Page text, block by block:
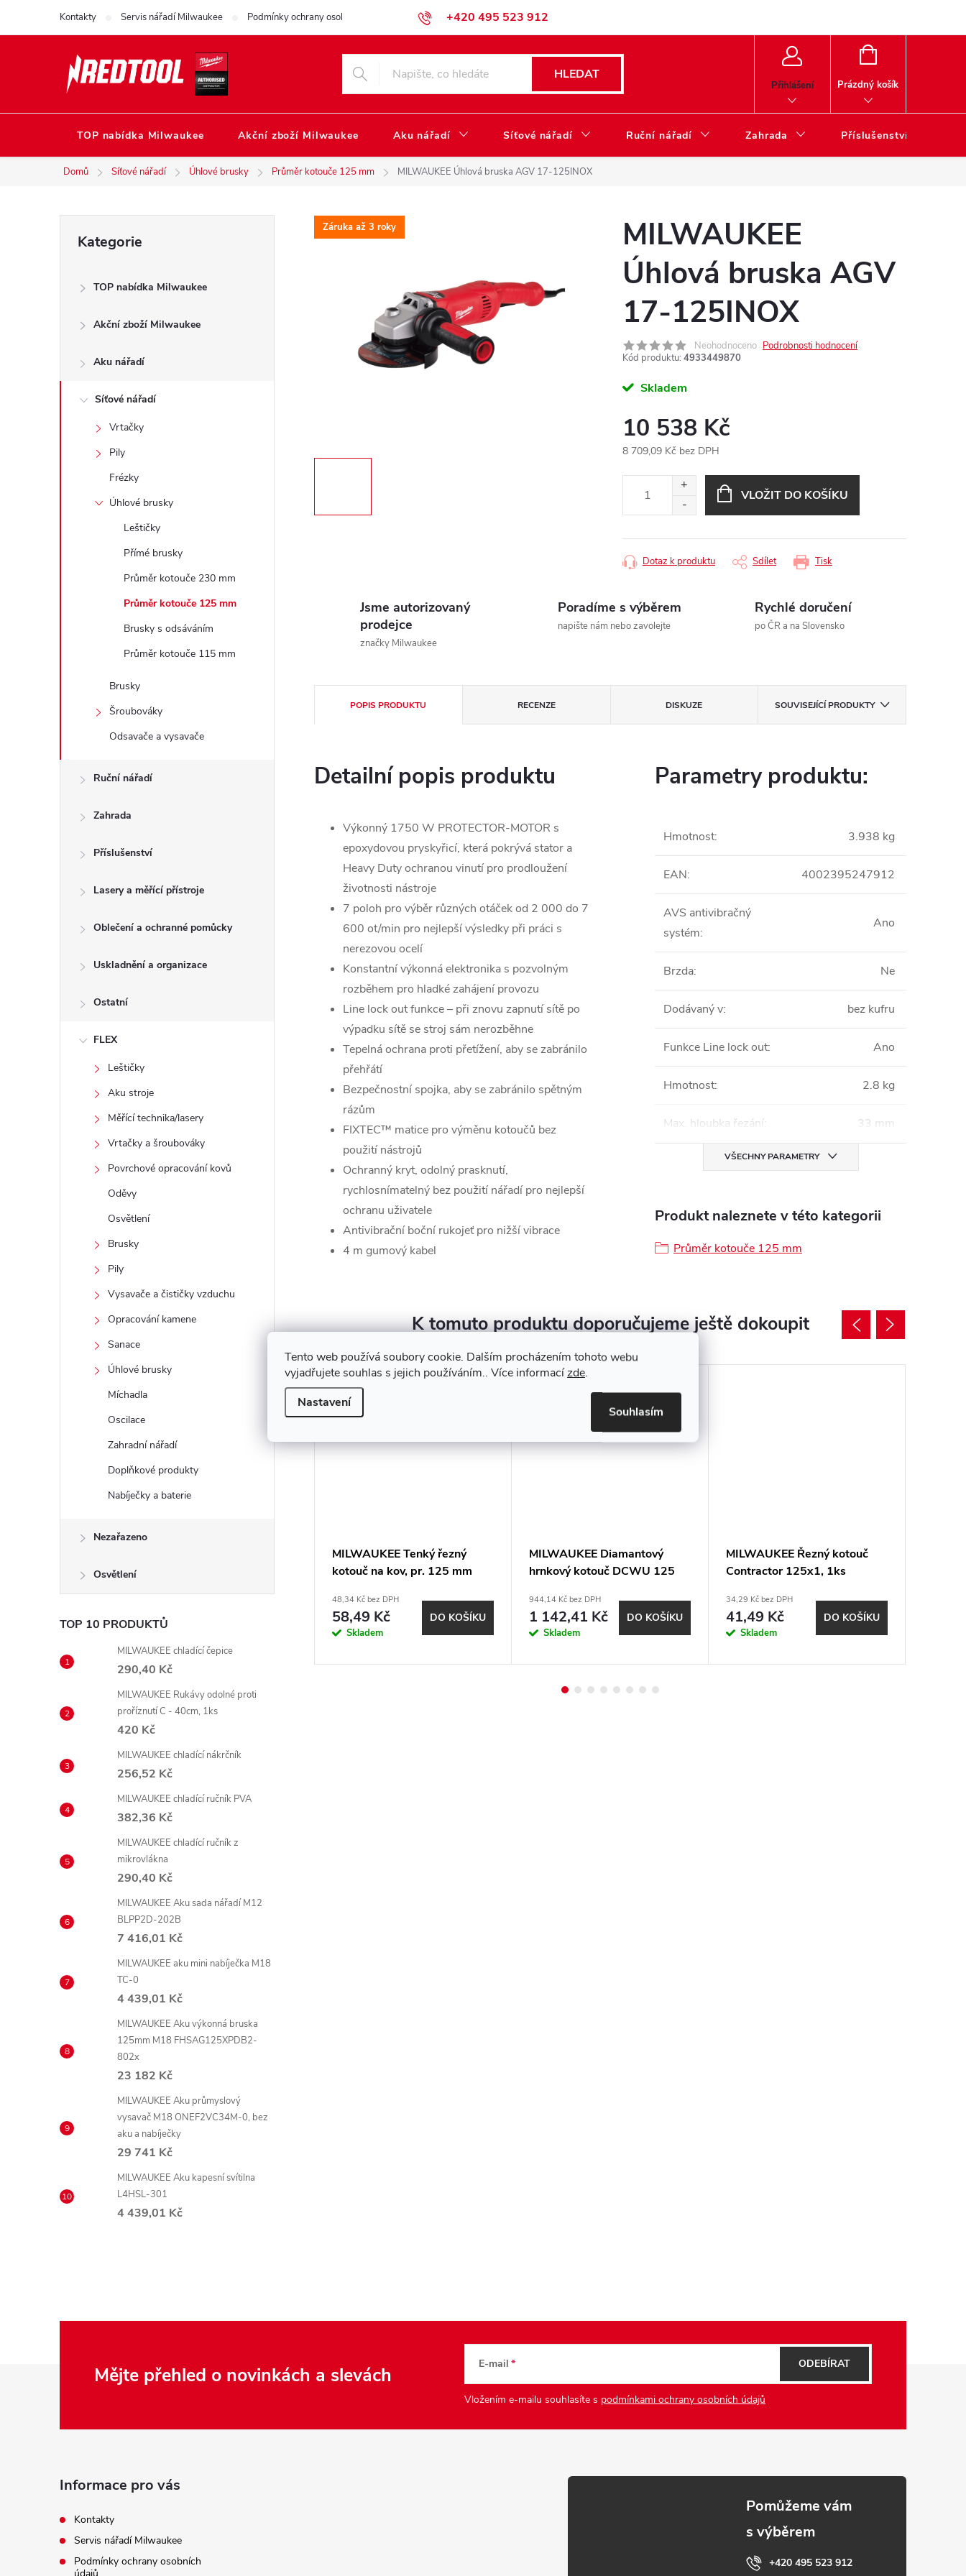
Tento web používá soubory cookie. Dalším procházením tohoto webu
vyjadřujete souhlas s jejich používáním.. Více informacízde.
Nastavení
Souhlasím
+420 495 523 912
Kontakty Servis nářadí Milwaukee Podmínky ochrany osobních údajů Obchodní podmínky Katalog ke stažení
HLEDAT
Přihlášení
NÁKUPNÍ
Prázdný košík
TOP nabídka Milwaukee Akční zboží Milwaukee Aku nářadí Síťové nářadí Ruční nářadí Zahrada Příslušenství
Domů Síťové nářadí Úhlové brusky Průměr kotouče 125 mm MILWAUKEE Úhlová bruska AGV 17-125INOX
r
kategorie
Kategorie
TOP nabídka Milwaukee
Akční zboží Milwaukee
Aku nářadí
Síťové nářadí
Vrtačky
Pily
Frézky
Úhlové brusky
Leštičky
Přímé brusky
Průměr kotouče 230 mm
Průměr kotouče 125 mm
Brusky s odsáváním
Průměr kotouče 115 mm
Brusky
Šroubováky
Odsavače a vysavače
Ruční nářadí
Zahrada
Příslušenství
Lasery a měřící přístroje
Oblečení a ochranné pomůcky
Uskladnění a organizace
Ostatní
FLEX
Leštičky
Aku stroje
Měřící technika/lasery
Vrtačky a šroubováky
Povrchové opracování kovů
Oděvy
Osvětlení
Brusky
Pily
Vysavače a čističky vzduchu
Opracování kamene
Sanace
Úhlové brusky
Míchadla
Oscilace
Zahradní nářadí
Doplňkové produkty
Nabíječky a baterie
Nezařazeno
Osvětlení
TOP 10 PRODUKTŮ
MILWAUKEE chladící čepice
290,40 Kč
MILWAUKEE Rukávy odolné proti
proříznutí C - 40cm, 1ks
420 Kč
MILWAUKEE chladící nákrčník
256,52 Kč
MILWAUKEE chladící ručník PVA
382,36 Kč
MILWAUKEE chladící ručník z
mikrovlákna
290,40 Kč
MILWAUKEE Aku sada nářadí M12
BLPP2D-202B
7 416,01 Kč
MILWAUKEE aku mini nabíječka M18
TC-0
4 439,01 Kč
MILWAUKEE Aku výkonná bruska
125mm M18 FHSAG125XPDB2-
802x
23 182 Kč
MILWAUKEE Aku průmyslový
vysavač M18 ONEF2VC34M-0, bez
aku a nabíječky
29 741 Kč
MILWAUKEE Aku kapesní svítilna
L4HSL-301
4 439,01 Kč
Záruka až 3 roky
MILWAUKEE
Úhlová bruska AGV
17-125INOX
Neohodnoceno Podrobnosti hodnocení
Kód produktu: 4933449870
Skladem
10 538 Kč
8 709,09 Kč bez DPH
VLOŽIT DO KOŠÍKU
Tisk
Dotaz k produktu Sdílet
Jsme autorizovaný
prodejce
značky Milwaukee
Poradíme s výběrem
napište nám nebo zavolejte
Rychlé doručení
po ČR a na Slovensko
POPIS PRODUKTU RECENZE DISKUZE SOUVISEJÍCÍ PRODUKTY
Detailní popis produktu
Výkonný 1750 W PROTECTOR-MOTOR s
epoxydovou pryskyřicí, která pokrývá stator a
Heavy Duty ochranou vinutí pro prodloužení
životnosti nástroje
7 poloh pro výběr různých otáček od 2 000 do 7
600 ot/min pro nejlepší výsledky při práci s
nerezovou ocelí
Konstantní výkonná elektronika s pozvolným
rozběhem pro hladké zahájení provozu
Line lock out funkce – při znovu zapnutí sítě po
výpadku sítě se stroj sám nerozběhne
Tepelná ochrana proti přetížení, aby se zabránilo
přehřátí
Bezpečnostní spojka, aby se zabránilo spětným
rázům
FIXTEC™ matice pro výměnu kotoučů bez
použití nástrojů
Ochranný kryt, odolný prasknutí,
rychlosnímatelný bez použití nářadí pro nejlepší
ochranu uživatele
Antivibrační boční rukojeť pro nižší vibrace
4 m gumový kabel
Parametry produktu:
Hmotnost: 3.938 kg
EAN: 4002395247912
AVS antivibračný
systém:
Ano
Brzda: Ne
Dodávaný v: bez kufru
Funkce Line lock out: Ano
Hmotnost: 2.8 kg
Max. hloubka řezání: 33 mm
VŠECHNY PARAMETRY
Produkt naleznete v této kategorii
Průměr kotouče 125 mm
K tomuto produktu doporučujeme ještě dokoupit
40 - 1 ks
DO KOŠÍKU
SG27/125, 125X6 - 1ks na
73,50 Kč
MILWAUKEE Tenký řezný
kotouč na kov, pr. 125 mm
48,34 Kč bez DPH
58,49 Kč
Skladem
DO KOŠÍKU
MILWAUKEE Diamantový
hrnkový kotouč DCWU 125
944,14 Kč bez DPH
1 142,41 Kč
Skladem
DO KOŠÍKU
MILWAUKEE Řezný kotouč
Contractor 125x1, 1ks
34,29 Kč bez DPH
41,49 Kč
Skladem
DO KOŠÍKU
Mějte přehled o novinkách a slevách E-mail
Vložením e-mailu souhlasíte s podmínkami ochrany osobních údajů
ODEBÍRAT
Informace pro vás
Kontakty
Servis nářadí Milwaukee
Podmínky ochrany osobních
+420 495 523 912